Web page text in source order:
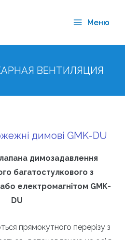
Меню
ВЕНТИЛЯЦИЯ
димові GMK-DU
димозадавлення
багатостулкового з
електромагнітом GMK-
DU
прямокутного перерізу з